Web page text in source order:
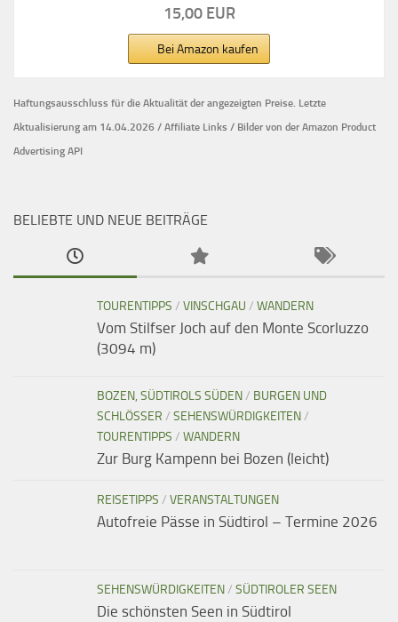
15,00 EUR
Bei Amazon kaufen
Haftungsausschluss für die Aktualität der angezeigten Preise. Letzte
Aktualisierung am 14.04.2026 / Affiliate Links / Bilder von der Amazon Product
Advertising API
BELIEBTE UND NEUE BEITRÄGE
TOURENTIPPS / VINSCHGAU / WANDERN
Vom Stilfser Joch auf den Monte Scorluzzo
(3094 m)
BOZEN, SÜDTIROLS SÜDEN/ BURGEN UND
SCHLÖSSER / SEHENSWÜRDIGKEITEN/
TOURENTIPPS / WANDERN
Zur Burg Kampenn bei Bozen (leicht)
REISETIPPS / VERANSTALTUNGEN
Autofreie Pässe in Südtirol – Termine 2026
SEHENSWÜRDIGKEITEN/ SÜDTIROLER SEEN
Die schönsten Seen in Südtirol